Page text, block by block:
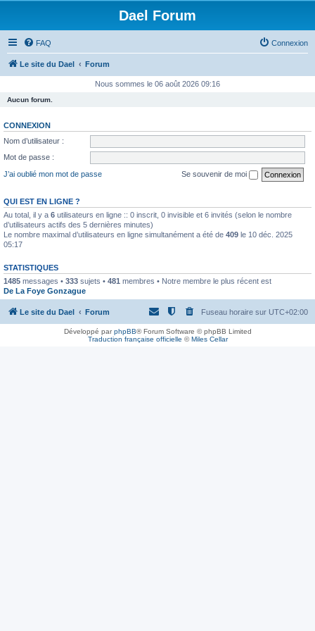
Dael Forum
FAQ Connexion
Le site du Dael Forum
Nous sommes le 06 août 2026 09:16
Aucun forum.
CONNEXION
Nom d’utilisateur :
Mot de passe :
J’ai oublié mon mot de passe
Se souvenir de moi
QUI EST EN LIGNE ?
Au total, il y a 6 utilisateurs en ligne :: 0 inscrit, 0 invisible et 6 invités (selon le nombre
d’utilisateurs actifs des 5 dernières minutes)
Le nombre maximal d’utilisateurs en ligne simultanément a été de 409 le 10 déc. 2025
05:17
STATISTIQUES
1485 messages • 333 sujets • 481 membres • Notre membre le plus récent est
De La Foye Gonzague
Le site du Dael Forum Fuseau horaire sur UTC+02:00
Développé parphpBB® Forum Software © phpBB Limited
Traduction française officielle ©Miles Cellar